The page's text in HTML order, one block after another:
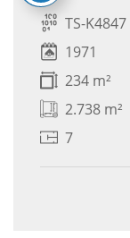
TS-K4847
1971
234 m²
2.738 m²
7